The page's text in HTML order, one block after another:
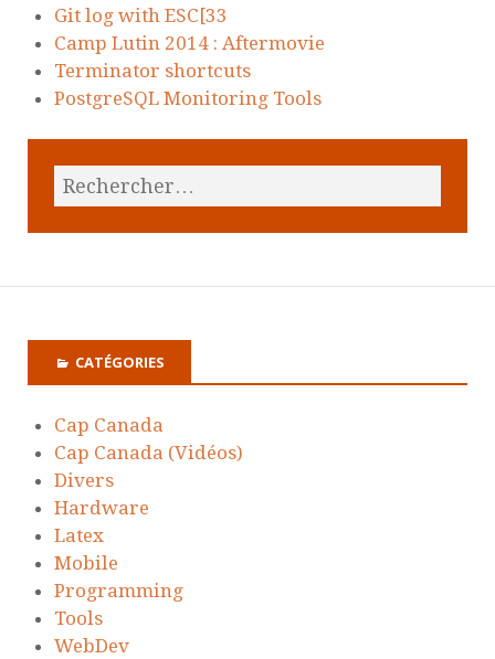
Git log with ESC[33
Camp Lutin 2014 : Aftermovie
Terminator shortcuts
PostgreSQL Monitoring Tools
CATÉGORIES
Cap Canada
Cap Canada (Vidéos)
Divers
Hardware
Latex
Mobile
Programming
Tools
WebDev